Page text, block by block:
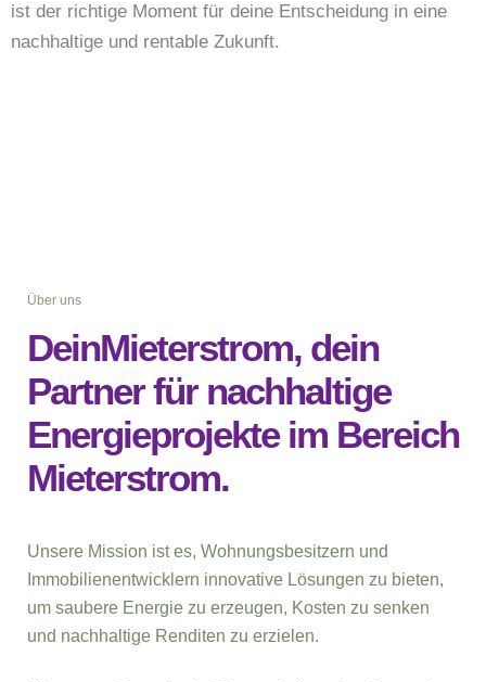
ist der richtige Moment für deine Entscheidung in eine
nachhaltige und rentable Zukunft.
Über uns
DeinMieterstrom, dein
Partner für nachhaltige
Energieprojekte im Bereich
Mieterstrom.
Unsere Mission ist es, Wohnungsbesitzern und
Immobilienentwicklern innovative Lösungen zu bieten,
um saubere Energie zu erzeugen, Kosten zu senken
und nachhaltige Renditen zu erzielen.